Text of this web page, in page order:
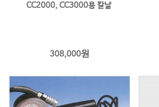
CC2000, CC3000용 칼날
308,000원